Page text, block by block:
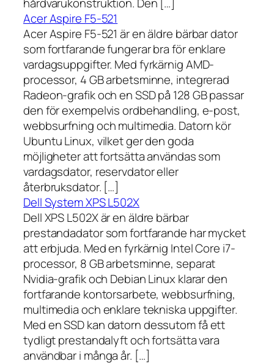
Acer Aspire F5-521
Acer Aspire F5-521 är en äldre bärbar dator
som fortfarande fungerar bra för enklare
vardagsuppgifter. Med fyrkärnig AMD-
processor, 4 GB arbetsminne, integrerad
Radeon-grafik och en SSD på 128 GB passar
den för exempelvis ordbehandling, e-post,
webbsurfning och multimedia. Datorn kör
Ubuntu Linux, vilket ger den goda
möjligheter att fortsätta användas som
vardagsdator, reservdator eller
återbruksdator. […]
Dell System XPS L502X
Dell XPS L502X är en äldre bärbar
prestandadator som fortfarande har mycket
att erbjuda. Med en fyrkärnig Intel Core i7-
processor, 8 GB arbetsminne, separat
Nvidia-grafik och Debian Linux klarar den
fortfarande kontorsarbete, webbsurfning,
multimedia och enklare tekniska uppgifter.
Med en SSD kan datorn dessutom få ett
tydligt prestandalyft och fortsätta vara
användbar i många år. […]